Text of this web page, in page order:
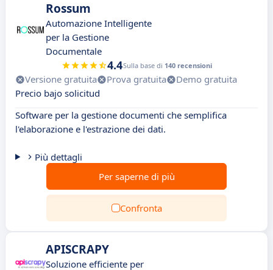
Rossum
Automazione Intelligente
per la Gestione
Documentale
4.4Sulla base di 140 recensioni
Versione gratuita Prova gratuita
Demo gratuita
Precio bajo solicitud
Software per la gestione documenti che semplifica
l'elaborazione e l'estrazione dei dati.
Più dettagli
Per saperne di più
Confronta
APISCRAPY
Soluzione efficiente per